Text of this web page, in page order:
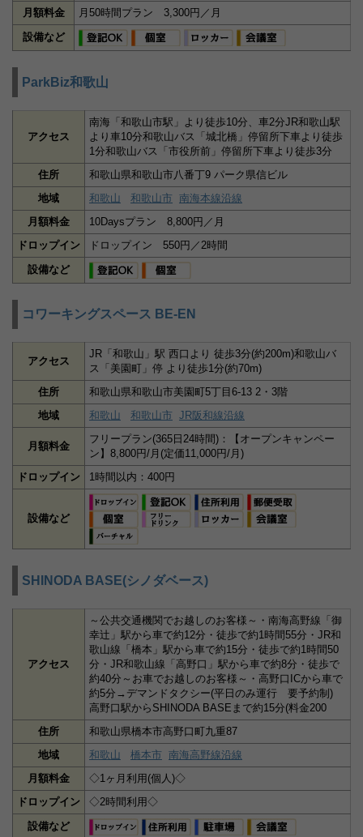
月額料金
月50時間プラン 3,300円／月
設備など
ParkBiz和歌山
アクセス
南海「和歌山市駅」より徒歩10分、車2分JR和歌山駅
より車10分和歌山バス「城北橋」停留所下車より徒歩
1分和歌山バス「市役所前」停留所下車より徒歩3分
住所
和歌山県和歌山市八番丁9 パーク県信ビル
地域
和歌山 和歌山市 南海本線沿線
月額料金
10Daysプラン 8,800円／月
ドロップイン
ドロップイン 550円／2時間
設備など
コワーキングスペース BE-EN
アクセス
JR「和歌山」駅 西口より 徒歩3分(約200m)和歌山バ
ス「美園町」停 より徒歩1分(約70m)
住所
和歌山県和歌山市美園町5丁目6-13 2・3階
地域
和歌山 和歌山市 JR阪和線沿線
月額料金
フリープラン(365日24時間)：【オープンキャンペー
ン】8,800円/月(定価11,000円/月)
ドロップイン
1時間以内：400円
設備など
SHINODA BASE(シノダベース)
アクセス
～公共交通機関でお越しのお客様～・南海高野線「御
幸辻」駅から車で約12分・徒歩で約1時間55分・JR和
歌山線「橋本」駅から車で約15分・徒歩で約1時間50
分・JR和歌山線「高野口」駅から車で約8分・徒歩で
約40分～お車でお越しのお客様～・高野口ICから車で
約5分→デマンドタクシー(平日のみ運行 要予約制)
高野口駅からSHINODA BASEまで約15分(料金200
住所
和歌山県橋本市高野口町九重87
地域
和歌山 橋本市 南海高野線沿線
月額料金
◇1ヶ月利用(個人)◇
ドロップイン
◇2時間利用◇
設備など